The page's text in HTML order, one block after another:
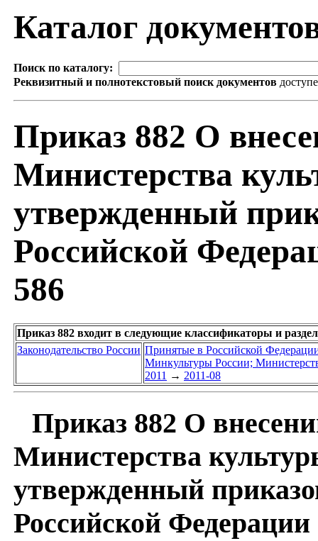
Каталог
Поиск по каталогу:
Реквизитный и полнотекстовый поиск документов
Приказ 882 О
Министерства
утвержденный
Российской
586
Приказ 882 входит в следующие классификаторы и
Законодательство России Принятые в Российской
Минкультуры России;
2011 → 2011-08
Приказ 882 О
Министерства
утвержденный
Российской Федерации